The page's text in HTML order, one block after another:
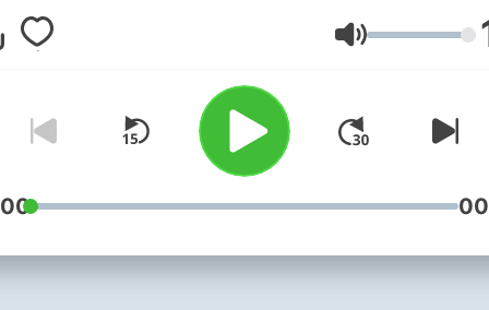
dla Was filmy historyczne
portalu YouTube.
naprzeciw oczekiwaniom
tysięcy osób preferujących
podcasty, postanowiłem
rozszerzyć działalność i
na platformy podcastowe.
znałeś mnie wcześniej to
Głośność